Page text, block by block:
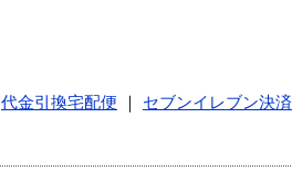
代金引換宅配便
セブンイレブン決済